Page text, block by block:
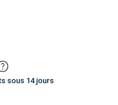
sous 14 jours